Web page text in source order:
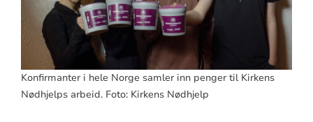
Konfirmanter i hele Norge samler inn penger til Kirkens
Nødhjelps arbeid. Foto: Kirkens Nødhjelp